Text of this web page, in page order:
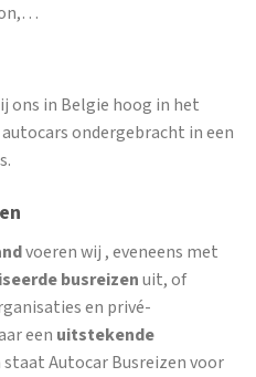
ons in Belgie hoog in het
ondergebracht in een
voeren wij , eveneens met
busreizenuit, of
en privé-
een uitstekende
Autocar Busreizen voor